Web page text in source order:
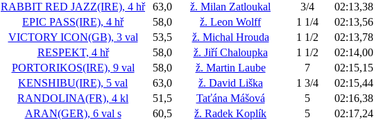
RABBIT RED JAZZ(IRE), 4 hř 63,0 ž. Milan Zatloukal 3/4 02:13,38
EPIC PASS(IRE), 4 hř 58,0 ž. Leon Wolff 1 1/4 02:13,56
VICTORY ICON(GB), 3 val 53,5 ž. Michal Hrouda 1 1/2 02:13,78
RESPEKT, 4 hř 58,0 ž. Jiří Chaloupka 1 1/2 02:14,00
PORTORIKOS(IRE), 9 val 58,0 ž. Martin Laube 7 02:15,15
KENSHIBU(IRE), 5 val 63,0 ž. David Liška 1 3/4 02:15,44
RANDOLINA(FR), 4 kl 51,5 Taťána Mášová 5 02:16,38
ARAN(GER), 6 val s 60,5 ž. Radek Koplík 5 02:17,24